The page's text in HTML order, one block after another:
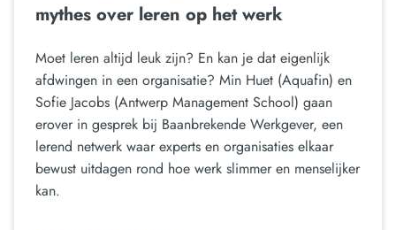
mythes over leren op het werk
Moet leren altijd leuk zijn? En kan je dat eigenlijk
afdwingen in een organisatie? Min Huet (Aquafin) en
Sofie Jacobs (Antwerp Management School) gaan
erover in gesprek bij Baanbrekende Werkgever, een
lerend netwerk waar experts en organisaties elkaar
bewust uitdagen rond hoe werk slimmer en menselijker
kan.